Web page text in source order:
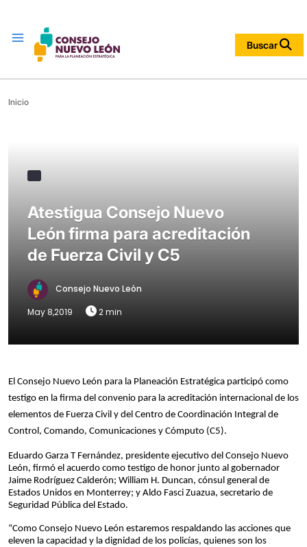
Menu
Buscar
Inicio
Atestigua Consejo Nuevo
León firma para acreditación
de Fuerza Civil y C5
Consejo Nuevo León
May 8,2019
2 min
El Consejo Nuevo León para la Planeación Estratégica participó como
testigo en la firma del convenio para la acreditación internacional de los
elementos de Fuerza Civil y del Centro de Coordinación Integral de
Control, Comando, Comunicaciones y Cómputo (C5).
Eduardo Garza T Fernández, presidente ejecutivo del Consejo Nuevo
León, firmó el acuerdo como testigo de honor junto al gobernador
Jaime Rodríguez Calderón; William H. Duncan, cónsul general de
Estados Unidos en Monterrey; y Aldo Fasci Zuazua, secretario de
Seguridad Pública del Estado.
“Como Consejo Nuevo León estaremos respaldando las acciones que
eleven la capacidad y la dignidad de los policías, quienes son los